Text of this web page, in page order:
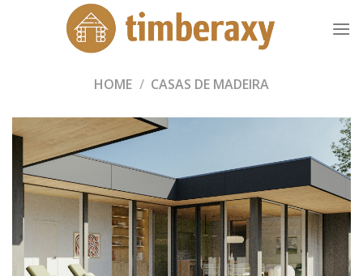
HOME / CASAS DE MADEIRA